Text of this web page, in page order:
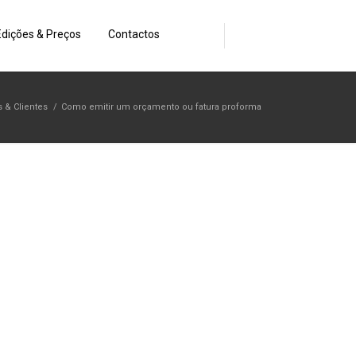
& Preços Contactos
& Clientes / Como emitir um orçamento ou fatura proforma